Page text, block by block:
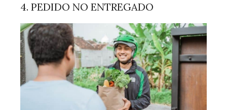
4. PEDIDO NO ENTREGADO